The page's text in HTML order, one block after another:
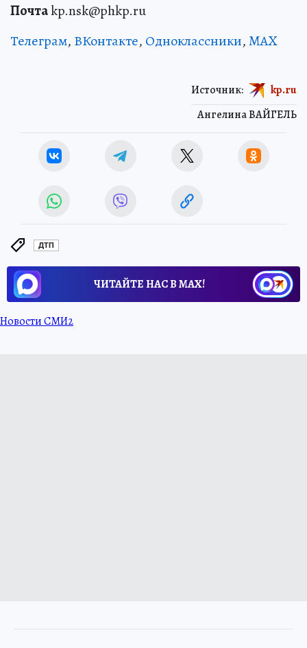
Почтаkp.nsk@phkp.ru
Телеграм, ВКонтакте, Одноклассники,MAX
Ангелина ВАЙГЕЛЬ
Источник: kp.ru
ДТП
ЧИТАЙТЕ НАС В МАХ!
Новости СМИ2